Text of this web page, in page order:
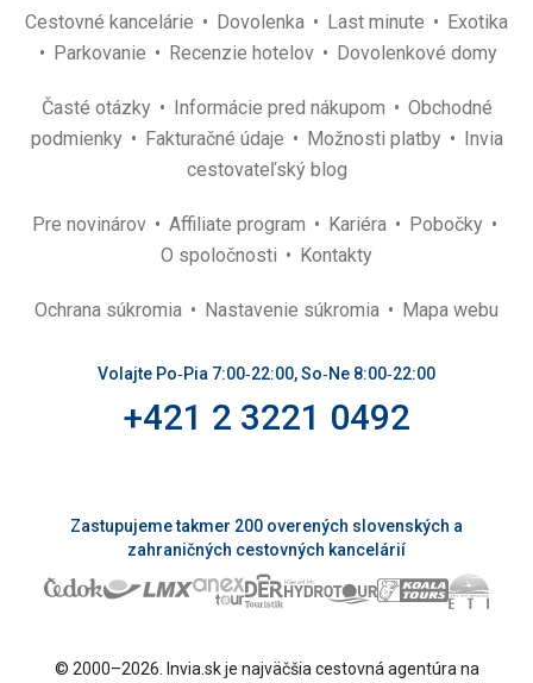
Cestovné kancelárie Dovolenka Last minute
Exotika
Parkovanie
Recenzie hotelov Dovolenkové domy
Časté otázky Informácie pred nákupom
Obchodné
podmienky
Fakturačné údaje Možnosti platby
Invia
cestovateľský blog
Pre novinárov Affiliate program Kariéra
Pobočky
O spoločnosti
Kontakty
Ochrana súkromia Nastavenie súkromia Mapa webu
Volajte Po‑Pia 7:00‑22:00, So‑Ne 8:00‑22:00
+421 2 3221 0492
Zastupujeme takmer 200 overených slovenských a
zahraničných cestovných kancelárií
© 2000–2026. Invia.sk je najväčšia cestovná agentúra na